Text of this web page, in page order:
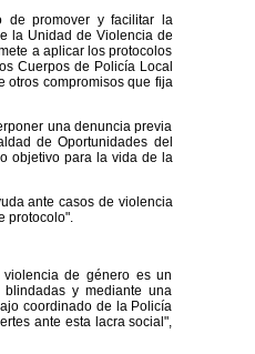
de promover y facilitar la
la Unidad de Violencia de
a aplicar los protocolos
Cuerpos de Policía Local
otros compromisos que fija
una denuncia previa
de Oportunidades del
objetivo para la vida de la
ante casos de violencia
protocolo".
de género es un
y mediante una
coordinado de la Policía
ante esta lacra social",